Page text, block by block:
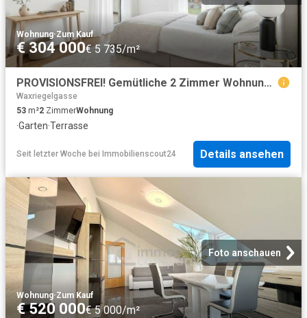
Wohnung·Zum Kauf
€ 304 000€ 5 735/m²
PROVISIONSFREI! Gemütliche 2 Zimmer Wohnung mit Terrasse & Garten – Bella Vita genießen
Waxriegelgasse
53 m²2 ZimmerWohnung
·Garten·Terrasse
Seit letzter Woche bei Immobilienscout24 Details ansehen
Foto anschauen
Wohnung·Zum Kauf
€ 520 000€ 5 000/m²